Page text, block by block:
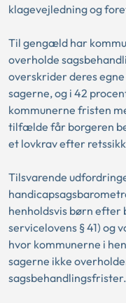
klagevejledning og
Til gengæld har
overholde
overskrider deres
sagerne, og i 42
kommunerne fristen
tilfælde får borgeren
et lovkrav efter
Tilsvarende
henholdsvis børn efter
servicelovens § 41) og
hvor kommunerne i
sagerne ikke
sagsbehandlingsfrister.